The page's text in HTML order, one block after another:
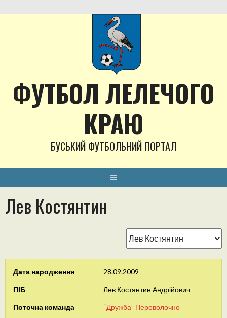
to
ФУТБОЛ ЛЕЛЕЧОГО
КРАЮ
БУСЬКИЙ ФУТБОЛЬНИЙ ПОРТАЛ
Лев Костянтин
Дата народження 28.09.2009
ПІБ Лев Костянтин Андрійович
Поточна команда “Дружба” Переволочно